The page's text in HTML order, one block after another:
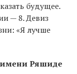
будущее.
— 8. Девиз
«Я лучше
имени Ряшиде